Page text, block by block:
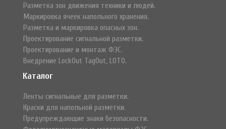
Разметка зон движения техники и людей.
Маркировка ячеек напольного хранения.
Разметка и маркировка опасных зон.
Проектирование сигнальной разметки.
Проектирование и монтаж ФЭС.
Внедрение LockOut TagOut, LOTO.
Каталог
Ленты сигнальные для разметки.
Краски для напольной разметки.
Предупреждающие знаки безопасности.